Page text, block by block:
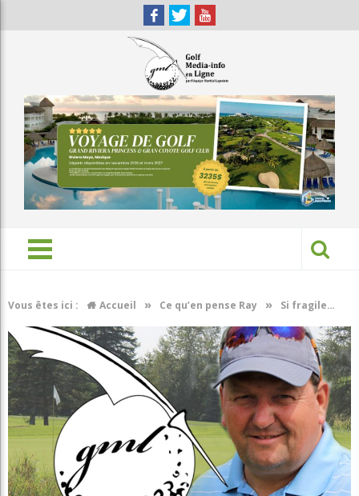
Vous êtes ici : Accueil » Ce qu’en pense Ray » Si fragile…